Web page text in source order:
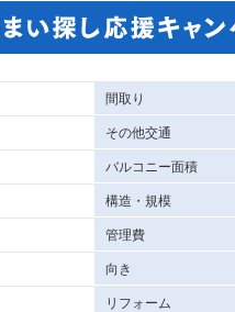
間取り
その他交通
バルコニー面積
構造・規模
管理費
向き
リフォーム